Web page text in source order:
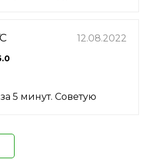
12.08.2022
5 минут. Советую